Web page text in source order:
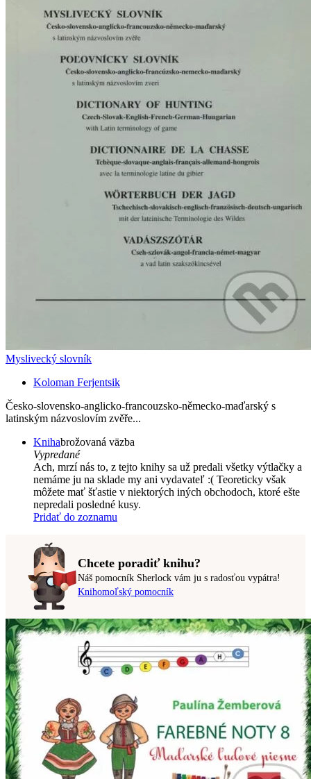
Myslivecký slovník
Koloman Ferjentsik
Česko-slovensko-anglicko-francouzsko-německo-maďarský s
latinským názvoslovím zvěře...
Knihabrožovaná väzba
Vypredané
Ach, mrzí nás to, z tejto knihy sa už predali všetky výtlačky a
nemáme ju na sklade my ani vydavateľ :( Teoreticky však
môžete mať šťastie v niektorých iných obchodoch, ktoré ešte
nepredali posledné kusy.
Pridať do zoznamu
Chcete poradiť knihu?
Náš pomocník Sherlock vám ju s radosťou vypátra!
Knihomoľský pomocník